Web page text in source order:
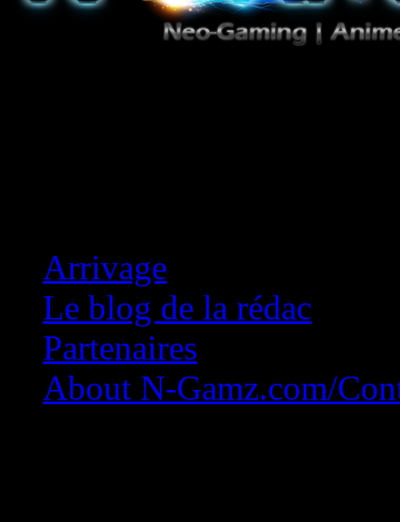
Arrivage
Le blog de la rédac
Partenaires
About N-Gamz.com/